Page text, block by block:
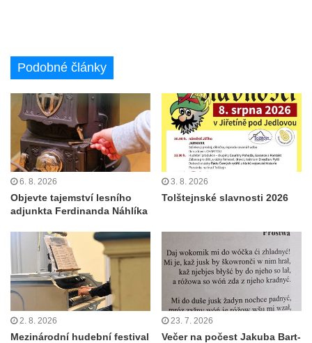
Podobné články
6. 8. 2026
Objevte tajemství lesního
adjunkta Ferdinanda Náhlíka
3. 8. 2026
Tolštejnské slavnosti 2026
2. 8. 2026
Mezinárodní hudební festival
23. 7. 2026
Večer na počest Jakuba Bart-